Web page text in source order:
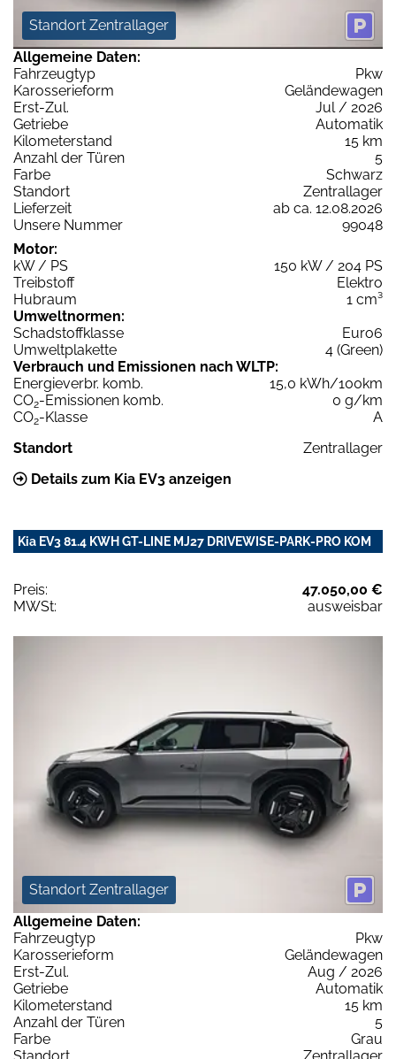
Standort Zentrallager
Allgemeine Daten:
Fahrzeugtyp
Pkw
Karosserieform
Geländewagen
Erst-Zul.
Jul / 2026
Getriebe
Automatik
Kilometerstand
15 km
Anzahl der Türen
5
Farbe
Schwarz
Standort
Zentrallager
Lieferzeit
ab ca. 12.08.2026
Unsere Nummer
99048
Motor:
kW / PS
150 kW / 204 PS
Treibstoff
Elektro
Hubraum
1 cm³
Umweltnormen:
Schadstoffklasse
Euro6
Umweltplakette
4 (Green)
Verbrauch und Emissionen nach WLTP:
Energieverbr. komb.
15,0 kWh/100km
CO2-Emissionen komb.
0 g/km
CO2-Klasse
A
Standort
Zentrallager
Details zum Kia EV3 anzeigen
Kia EV3 81.4 KWH GT-LINE MJ27 DRIVEWISE-PARK-PRO KOM
Preis:
47.050,00 €
MWSt:
ausweisbar
Standort Zentrallager
Allgemeine Daten:
Fahrzeugtyp
Pkw
Karosserieform
Geländewagen
Erst-Zul.
Aug / 2026
Getriebe
Automatik
Kilometerstand
15 km
Anzahl der Türen
5
Farbe
Grau